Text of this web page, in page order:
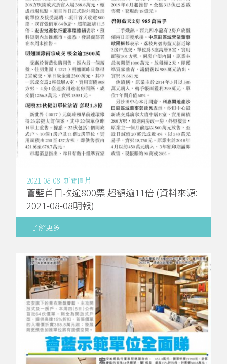
2021-08-08 [新聞圖片]
薈藍首日收逾800票 超額逾11倍 (資料來源:
2021-08-08明報)
了解更多